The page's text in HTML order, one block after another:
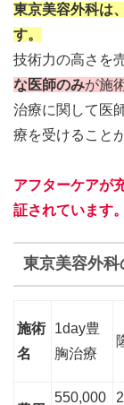
東京美容外科は
す。
技術力の高さを
な医師のみが施
治療に関して医
療を受けること
アフターケアが
証されています。
東京美容外
施術
名
1day豊
胸治療
550,000